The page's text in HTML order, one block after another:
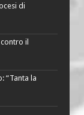
di
il
“Tanta la